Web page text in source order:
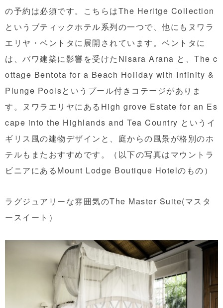
の予約は必須です。こちらはThe Heritge Collection
というブティックホテル系列の一つで、他にもヌワラ
エリヤ・ベントタに展開されています。ベントタに
は、バワ建築に影響を受けたNisara Arana と、The c
ottage Bentota for a Beach Holiday with Infinity &
Plunge Poolsというプール付きコテージがありま
す。ヌワラエリヤにあるHigh grove Estate for an Es
cape into the Highlands and Tea Country というイ
ギリス風の建物デザインと、庭からの風景が格別のホ
テルもまたおすすめです。（以下の写真はマウントラ
ビニアにあるMount Lodge Boutique Hotelのもの）
ラグジュアリーな雰囲気のThe Master Suite(マスタ
ースイート）